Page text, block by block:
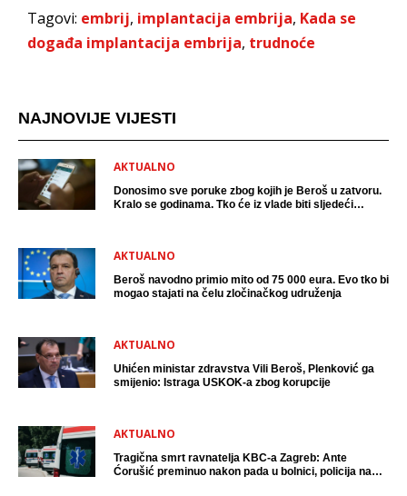
Tagovi: embrij, implantacija embrija, Kada se
događa implantacija embrija, trudnoće
NAJNOVIJE VIJESTI
AKTUALNO
Donosimo sve poruke zbog kojih je Beroš u zatvoru.
Kralo se godinama. Tko će iz vlade biti sljedeći
AKTUALNO
Beroš navodno primio mito od 75 000 eura. Evo tko bi
mogao stajati na čelu zločinačkog udruženja
AKTUALNO
Uhićen ministar zdravstva Vili Beroš, Plenković ga
smijenio: Istraga USKOK-a zbog korupcije
AKTUALNO
Tragična smrt ravnatelja KBC-a Zagreb: Ante
Ćorušić preminuo nakon pada u bolnici, policija na